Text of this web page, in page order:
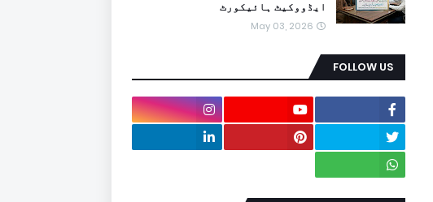
ایڈووکیٹ ہائیکورٹ
May 03, 2026
FOLLOW US